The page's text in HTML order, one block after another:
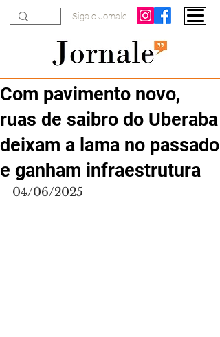
Siga o Jornale
Com pavimento novo,
ruas de saibro do Uberaba
deixam a lama no passado
e ganham infraestrutura
04/06/2025